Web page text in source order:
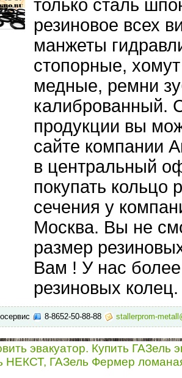
только сталь
резиновое всех
манжеты
стопорные,
медные, ремни
калиброванный.
продукции вы
сайте компании
в центральный
покупать кольцо
сечения у
Москва. Вы не
размер
Вам ! У нас
резиновых колец.
8-8652-50-88-88 stallerprom-
эвакуатор. Купить ГАЗель
НЕКСТ, ГАЗель Фермер